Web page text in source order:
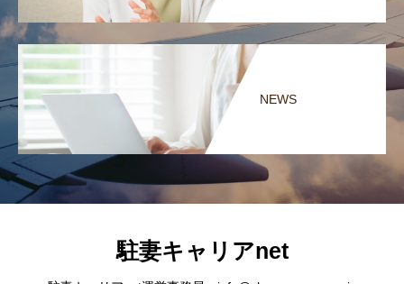
NEWS
駐妻キャリアnet